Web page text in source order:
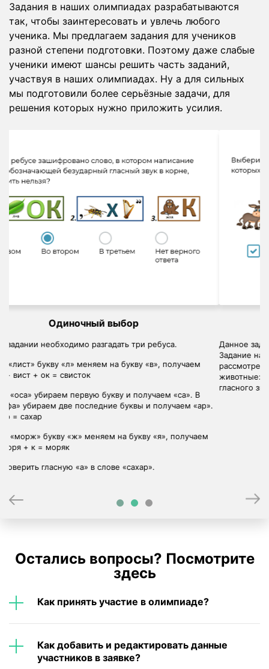
Задания в наших олимпиадах разрабатываются
так, чтобы заинтересовать и увлечь любого
ученика. Мы предлагаем задания для учеников
разной степени подготовки. Поэтому даже слабые
ученики имеют шансы решить часть заданий,
участвуя в наших олимпиадах. Ну а для сильных
мы подготовили более серьёзные задачи, для
решения которых нужно приложить усилия.
Множественный выбор
Данное задание подготовлено для учеников начальной школы.
Задание на множественный выбор, в нём необходимо
рассмотреть 4 картинки. На картинках изображены следующие
животные: ослик, волк, утка и львёнок. Из всех данных слов с
Как добавить и редактировать данные
участников в заявке?
Как внести ответы, посмотреть